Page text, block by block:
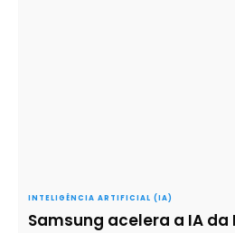
INTELIGÊNCIA ARTIFICIAL (IA)
Samsung acelera a IA da